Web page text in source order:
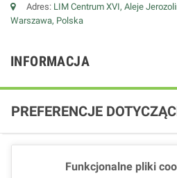
Adres: LIM Centrum XVI, Aleje
Warszawa, Polska
INFORMACJA
PREFERENCJE
Funkcjonalne pliki